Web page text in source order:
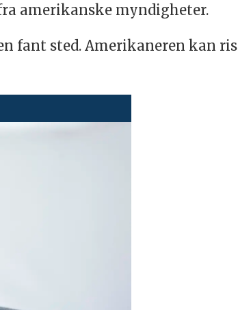
amerikanske myndigheter.
fant sted. Amerikaneren kan